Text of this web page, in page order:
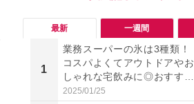
最新 一週間
1
業務スーパーの氷は3種類！
コスパよくてアウトドアやお
しゃれな宅飲みに◎おすすめ
は2kg「純氷 オーロラアイ
2025/01/25